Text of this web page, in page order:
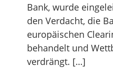
Bank, wurde
den Verdacht, die
europäischen
behandelt und
verdrängt. […]